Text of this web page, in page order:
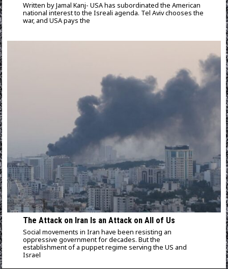
Written by Jamal Kanj- USA has subordinated the American
national interest to the Isreali agenda. Tel Aviv chooses the
war, and USA pays the
The Attack on Iran Is an Attack on All of Us
Social movements in Iran have been resisting an
oppressive government for decades. But the
establishment of a puppet regime serving the US and
Israel